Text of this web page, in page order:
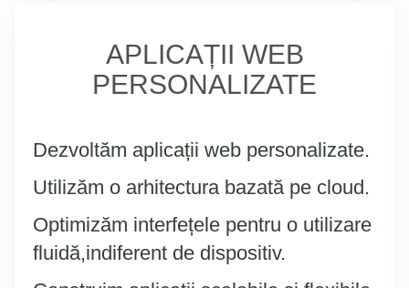
APLICAȚII WEB
PERSONALIZATE
Dezvoltăm aplicații web personalizate.
Utilizăm o arhitectura bazată pe cloud.
Optimizăm interfețele pentru o utilizare
fluidă,indiferent de dispositiv.